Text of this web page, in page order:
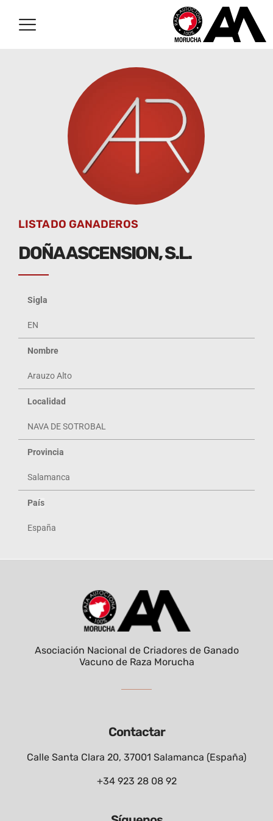
LISTADO GANADEROS
DOÑA ASCENSION, S.L.
Sigla
EN
Nombre
Arauzo Alto
Localidad
NAVA DE SOTROBAL
Provincia
Salamanca
País
España
Contactar
Calle Santa Clara 20, 37001 Salamanca (España)
+34 923 28 08 92
Asociación Nacional de Criadores de Ganado
Vacuno de Raza Morucha